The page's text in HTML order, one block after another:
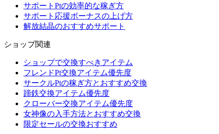
サポートPtの効率的な稼ぎ方
サポート応援ボーナスの上げ方
解放結晶のおすすめサポート
ショップ関連
ショップで交換すべきアイテム
フレンドPt交換アイテム優先度
サークルPtの稼ぎ方とおすすめ交換
蹄鉄交換アイテム優先度
クローバー交換アイテム優先度
女神像の入手方法とおすすめ交換
限定セールの交換おすすめ